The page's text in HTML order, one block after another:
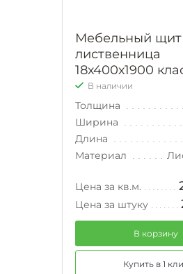
Мебельный щит
лиственница
18х400х1900
В наличии
Толщина
Ширина
Длина
Материал
Цена за кв.м.
Цена за штуку
В корзину
Купить в 1